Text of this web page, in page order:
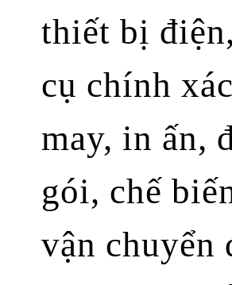
thiết bị
cụ chính
may, in ấn,
gói, chế
vận chuyển